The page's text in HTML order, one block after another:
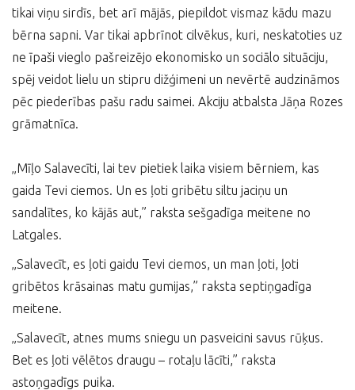
tikai viņu sirdīs, bet arī mājās, piepildot vismaz kādu mazu
bērna sapni. Var tikai apbrīnot cilvēkus, kuri, neskatoties uz
ne īpaši vieglo pašreizējo ekonomisko un sociālo situāciju,
spēj veidot lielu un stipru dižģimeni un nevērtē audzināmos
pēc piederības pašu radu saimei. Akciju atbalsta Jāņa Rozes
grāmatnīca.
„Mīļo Salavecīti, lai tev pietiek laika visiem bērniem, kas
gaida Tevi ciemos. Un es ļoti gribētu siltu jaciņu un
sandalītes, ko kājās aut,” raksta sešgadīga meitene no
Latgales.
„Salavecīt, es ļoti gaidu Tevi ciemos, un man ļoti, ļoti
gribētos krāsainas matu gumijas,” raksta septiņgadīga
meitene.
„Salavecīt, atnes mums sniegu un pasveicini savus rūķus.
Bet es ļoti vēlētos draugu – rotaļu lācīti,” raksta
astoņgadīgs puika.